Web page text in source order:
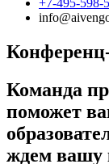
Команда
поможет
ждем вашу